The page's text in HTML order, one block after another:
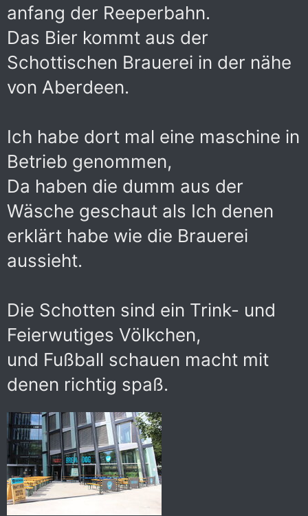
anfang der Reeperbahn.
Das Bier kommt aus der
Schottischen Brauerei in der nähe
von Aberdeen.
Ich habe dort mal eine maschine in
Betrieb genommen,
Da haben die dumm aus der
Wäsche geschaut als Ich denen
erklärt habe wie die Brauerei
aussieht.
Die Schotten sind ein Trink- und
Feierwutiges Völkchen,
und Fußball schauen macht mit
denen richtig spaß.